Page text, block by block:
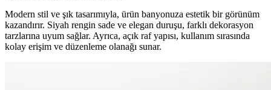
Modern stil ve şık tasarımıyla, ürün banyonuza estetik bir görünüm
kazandırır. Siyah rengin sade ve elegan duruşu, farklı dekorasyon
tarzlarına uyum sağlar. Ayrıca, açık raf yapısı, kullanım sırasında
kolay erişim ve düzenleme olanağı sunar.